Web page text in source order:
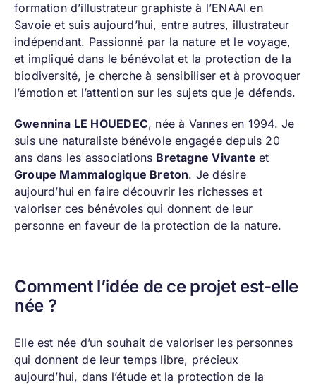
formation d’illustrateur graphiste à l’ENAAI en
Savoie et suis aujourd’hui, entre autres, illustrateur
indépendant. Passionné par la nature et le voyage,
et impliqué dans le bénévolat et la protection de la
biodiversité, je cherche à sensibiliser et à provoquer
l’émotion et l’attention sur les sujets que je défends.
Gwennina LE HOUEDEC, née à Vannes en 1994. Je
suis une naturaliste bénévole engagée depuis 20
ans dans les associations Bretagne Vivante et
Groupe Mammalogique Breton. Je désire
aujourd’hui en faire découvrir les richesses et
valoriser ces bénévoles qui donnent de leur
personne en faveur de la protection de la nature.
Comment l’idée de ce projet est-elle
née ?
Elle est née d’un souhait de valoriser les personnes
qui donnent de leur temps libre, précieux
aujourd’hui, dans l’étude et la protection de la